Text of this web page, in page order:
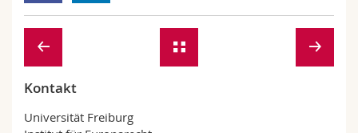
Kontakt
Universität Freiburg